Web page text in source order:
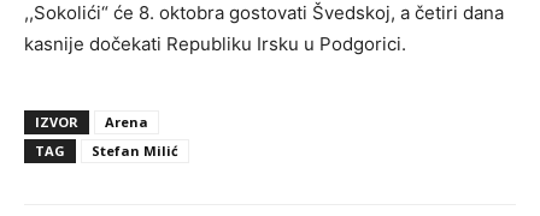
,,Sokolići“ će 8. oktobra gostovati Švedskoj, a četiri dana
kasnije dočekati Republiku Irsku u Podgorici.
IZVOR
Arena
TAG
Stefan Milić